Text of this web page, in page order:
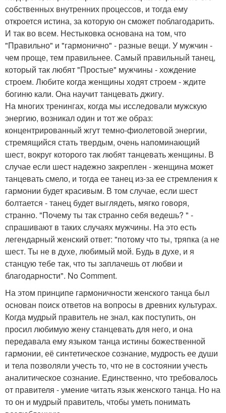
собственных внутренних процессов, и тогда ему
откроется истина, за которую он сможет поблагодарить.
И так во всем. Нестыковка основана на том, что
"Правильно" и "гармонично" - разные вещи. У мужчин -
чем проще, тем правильнее. Самый правильный танец,
который так любят "Простые" мужчины - хождение
строем. Любите когда женщины ходят строем - ждите
богиню кали. Она научит танцевать джигу.
На многих тренингах, когда мы исследовали мужскую
энергию, возникал один и тот же образ:
концентрированный жгут темно-фиолетовой энергии,
стремящийся стать твердым, очень напоминающий
шест, вокруг которого так любят танцевать женщины. В
случае если шест надежно закреплен - женщина может
танцевать смело, и тогда ее танец из-за ее стремления к
гармонии будет красивым. В том случае, если шест
болтается - танец будет выглядеть, мягко говоря,
странно. "Почему ты так странно себя ведешь? " -
спрашивают в таких случаях мужчины. На это есть
легендарный женский ответ: "потому что ты, тряпка (а не
шест. Ты не в духе, любимый мой. Будь в духе, и я
станцую тебе так, что ты заплачешь от любви и
благодарности". No Comment.
На этом принципе гармоничности женского танца был
основан поиск ответов на вопросы в древних культурах.
Когда мудрый правитель не знал, как поступить, он
просил любимую жену станцевать для него, и она
передавала ему языком танца истины божественной
гармонии, её синтетическое сознание, мудрость ее души
и тела позволяли учесть то, что не в состоянии учесть
аналитическое сознание. Единственно, что требовалось
от правителя - умение читать язык женского танца. Но на
то он и мудрый правитель, чтобы уметь понимать